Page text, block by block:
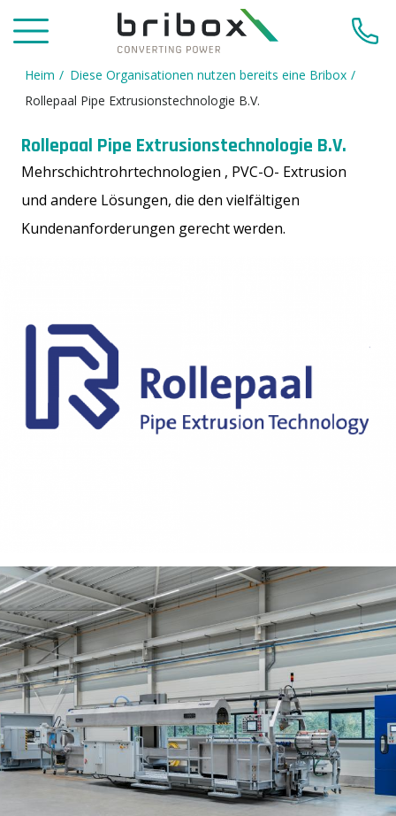
Heim
Diese Organisationen nutzen bereits eine Bribox
Rollepaal Pipe Extrusionstechnologie B.V.
Rollepaal Pipe Extrusionstechnologie B.V.
Mehrschichtrohrtechnologien , PVC-O- Extrusion
und andere Lösungen, die den vielfältigen
Kundenanforderungen gerecht werden.